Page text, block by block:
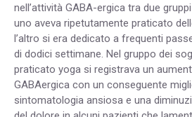
nell’attività GABA-ergica tra due
uno aveva ripetutamente praticato
l’altro si era dedicato a frequenti
di dodici settimane. Nel gruppo dei
praticato yoga si registrava un
GABAergica con un conseguente
sintomatologia ansiosa e una